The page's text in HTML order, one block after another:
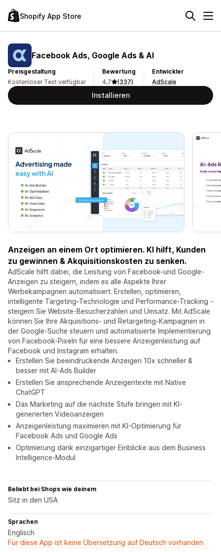
Shopify App Store
Facebook Ads, Google Ads & AI
Preisgestaltung
Kostenloser Test verfügbar
Bewertung
4,7
(337)
Entwickler
AdScale
Installieren
Anzeigen an einem Ort optimieren. KI hilft, Kunden
zu gewinnen & Akquisitionskosten zu senken.
AdScale hilft dabei, die Leistung von Facebook-und Google-
Anzeigen zu steigern, indem es alle Aspekte Ihrer
Werbekampagnen automatisiert. Erstellen, optimieren,
intelligente Targeting-Technologie und Performance-Tracking -
steigern Sie Website-Besucherzahlen und Umsatz. Mit AdScale
können Sie Ihre Akquisitions- und Retargeting-Kampagnen in
der Google-Suche steuern und automatisierte Implementierung
von Facebook-Pixeln für eine bessere Anzeigenleistung auf
Facebook und Instagram erhalten.
Erstellen Sie beeindruckende Anzeigen 10x schneller &
besser mit AI-Ads Builder
Erstellen Sie ansprechende Anzeigentexte mit Native
ChatGPT
Das Marketing auf die nächste Stufe bringen mit KI-
generierten Videoanzeigen
Anzeigenleistung maximieren mit KI-Optimierung für
Facebook Ads und Google Ads
Optimierung dank einzigartiger Einblicke aus dem Business
Intelligence-Modul
Beliebt bei Shops wie deinem
Sitz in den USA
Sprachen
Englisch
Für diese App ist keine Übersetzung auf Deutsch vorhanden.